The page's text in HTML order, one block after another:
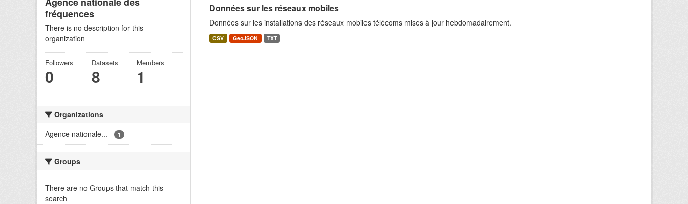
fréquences
There is no description for this
organization
Followers
0
Datasets
8
Members
1
Organizations
Agence nationale... - 1
Groups
There are no Groups that match this
search
Données sur les réseaux mobiles
Données sur les installations des réseaux mobiles télécoms mises à jour hebdomadairement.
CSV GeoJSON TXT